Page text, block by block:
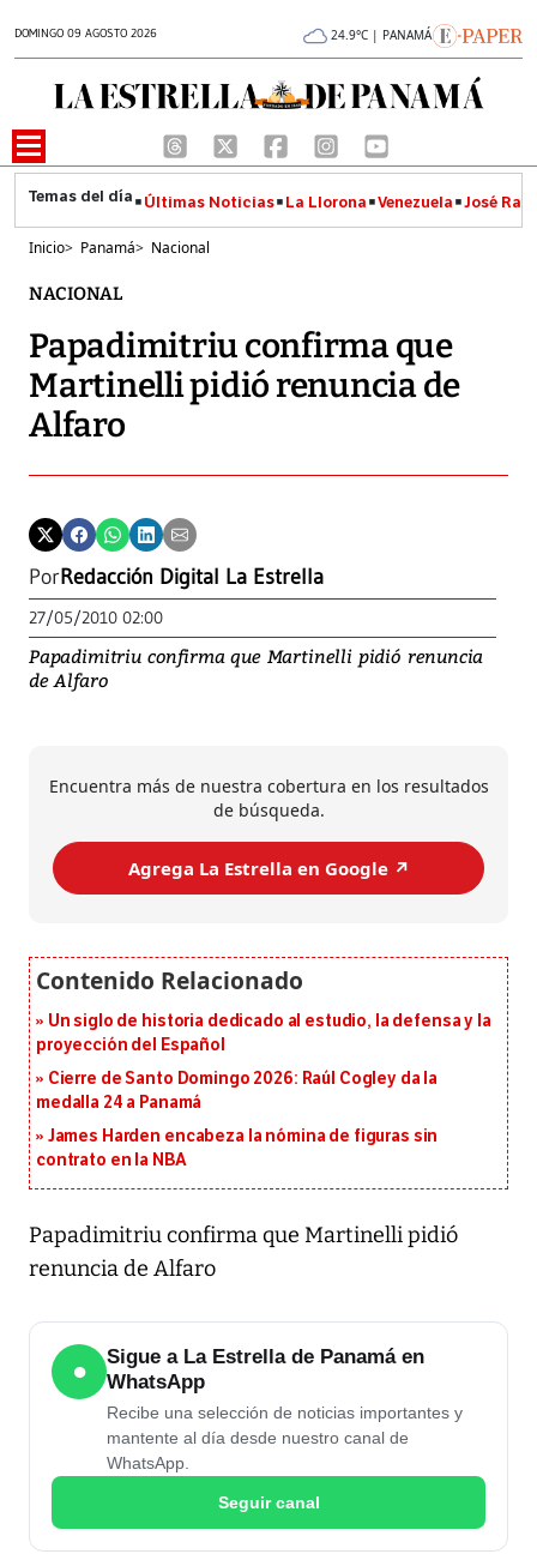
DOMINGO 09 AGOSTO 2026 24.9°C | PANAMÁ
Últimas Noticias La Llorona Venezuela José
Inicio> Panamá> Nacional
NACIONAL
Papadimitriu confirma que
Martinelli pidió renuncia de
Alfaro
PorRedacción Digital La Estrella
27/05/2010 02:00
Papadimitriu confirma que Martinelli pidió renuncia
de Alfaro
Encuentra más de nuestra cobertura en los resultados
de búsqueda.
Agrega La Estrella en Google ↗️
Un siglo de historia dedicado al estudio, la defensa y la
proyección del Español
Cierre de Santo Domingo 2026: Raúl Cogley da la
medalla 24 a Panamá
James Harden encabeza la nómina de figuras sin
contrato en la NBA
Papadimitriu confirma que Martinelli pidió
renuncia de Alfaro
●
Sigue a La Estrella de Panamá en
WhatsApp
Recibe una selección de noticias importantes y
mantente al día desde nuestro canal de
WhatsApp.
Seguir canal